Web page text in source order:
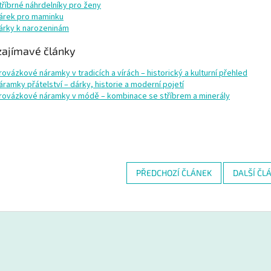
náhrdelníky pro ženy
pro maminku
k narozeninám
články
náramky v tradicích a vírách – historický a kulturní přehled
přátelství – dárky, historie a moderní pojetí
náramky v módě – kombinace se stříbrem a minerály
PŘEDCHOZÍ ČLÁNEK DALŠÍ